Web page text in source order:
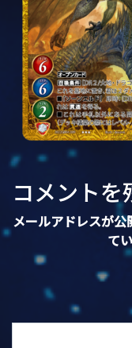
コメントを
メールアドレスが公
て